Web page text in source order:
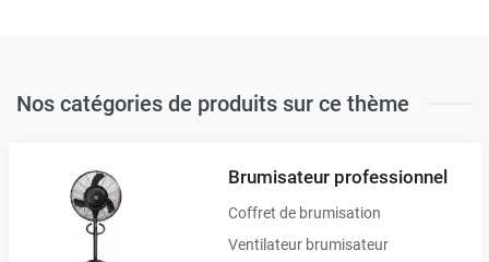
Nos catégories de produits sur ce thème
Brumisateur professionnel
Coffret de brumisation
Ventilateur brumisateur